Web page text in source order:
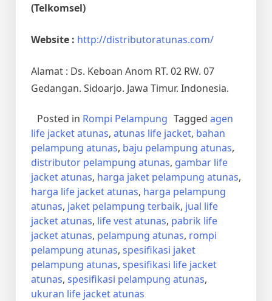
(Telkomsel)
Website : http://distributoratunas.com/
Alamat : Ds. Keboan Anom RT. 02 RW. 07
Gedangan. Sidoarjo. Jawa Timur. Indonesia.
Posted in Rompi Pelampung Tagged agen
life jacket atunas, atunas life jacket, bahan
pelampung atunas, baju pelampung atunas,
distributor pelampung atunas, gambar life
jacket atunas, harga jaket pelampung atunas,
harga life jacket atunas, harga pelampung
atunas, jaket pelampung terbaik, jual life
jacket atunas, life vest atunas, pabrik life
jacket atunas, pelampung atunas, rompi
pelampung atunas, spesifikasi jaket
pelampung atunas, spesifikasi life jacket
atunas, spesifikasi pelampung atunas,
ukuran life jacket atunas